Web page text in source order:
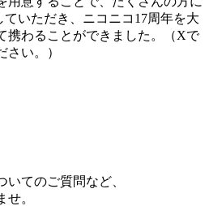
いただき、ニコニコ17周年を大
携わることができました。（Xで
さい。）
てのご質問など、
。